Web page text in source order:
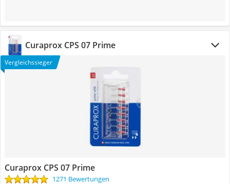
Curaprox CPS 07 Prime
Vergleichssieger
Curaprox CPS 07 Prime
1271 Bewertungen